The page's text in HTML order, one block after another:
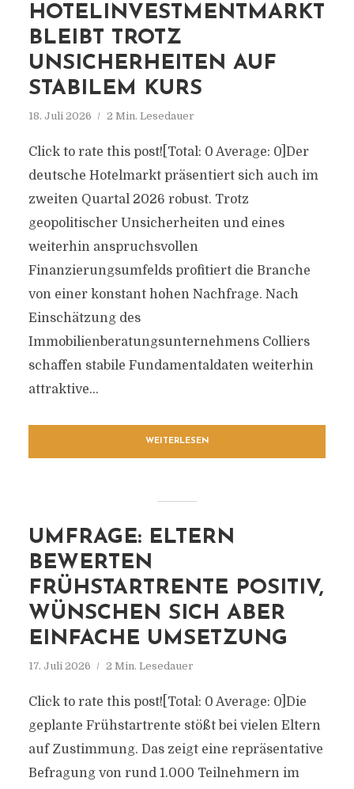
HOTELINVESTMENTMARKT
BLEIBT TROTZ
UNSICHERHEITEN AUF
STABILEM KURS
18. Juli 2026 2 Min. Lesedauer
Click to rate this post![Total: 0 Average: 0]Der
deutsche Hotelmarkt präsentiert sich auch im
zweiten Quartal 2026 robust. Trotz
geopolitischer Unsicherheiten und eines
weiterhin anspruchsvollen
Finanzierungsumfelds profitiert die Branche
von einer konstant hohen Nachfrage. Nach
Einschätzung des
Immobilienberatungsunternehmens Colliers
schaffen stabile Fundamentaldaten weiterhin
attraktive...
WEITERLESEN
UMFRAGE: ELTERN
BEWERTEN
FRÜHSTARTRENTE POSITIV,
WÜNSCHEN SICH ABER
EINFACHE UMSETZUNG
17. Juli 2026 2 Min. Lesedauer
Click to rate this post![Total: 0 Average: 0]Die
geplante Frühstartrente stößt bei vielen Eltern
auf Zustimmung. Das zeigt eine repräsentative
Befragung von rund 1.000 Teilnehmern im